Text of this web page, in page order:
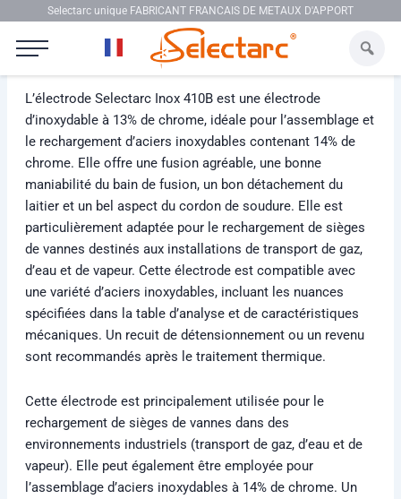
Aller au contenuSelectarc unique FABRICANT FRANCAIS DE METAUX D'APPORT
L’électrode Selectarc Inox 410B est une électrode
d’inoxydable à 13% de chrome, idéale pour l’assemblage et
le rechargement d’aciers inoxydables contenant 14% de
chrome. Elle offre une fusion agréable, une bonne
maniabilité du bain de fusion, un bon détachement du
laitier et un bel aspect du cordon de soudure. Elle est
particulièrement adaptée pour le rechargement de sièges
de vannes destinés aux installations de transport de gaz,
d’eau et de vapeur. Cette électrode est compatible avec
une variété d’aciers inoxydables, incluant les nuances
spécifiées dans la table d’analyse et de caractéristiques
mécaniques. Un recuit de détensionnement ou un revenu
sont recommandés après le traitement thermique.
Cette électrode est principalement utilisée pour le
rechargement de sièges de vannes dans des
environnements industriels (transport de gaz, d’eau et de
vapeur). Elle peut également être employée pour
l’assemblage d’aciers inoxydables à 14% de chrome. Un